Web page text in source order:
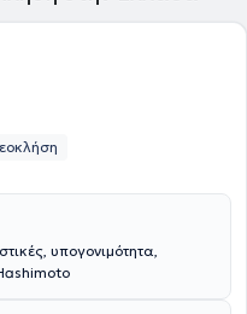
υπογονιμότητα,